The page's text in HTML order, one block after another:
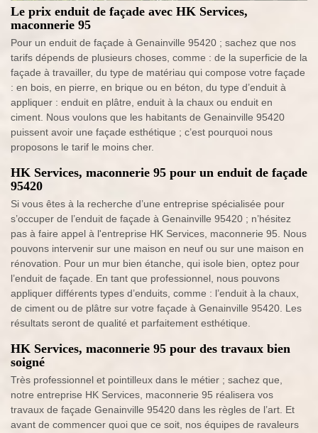
Le prix enduit de façade avec HK Services,
maconnerie 95
Pour un enduit de façade à Genainville 95420 ; sachez que nos
tarifs dépends de plusieurs choses, comme : de la superficie de la
façade à travailler, du type de matériau qui compose votre façade
: en bois, en pierre, en brique ou en béton, du type d’enduit à
appliquer : enduit en plâtre, enduit à la chaux ou enduit en
ciment. Nous voulons que les habitants de Genainville 95420
puissent avoir une façade esthétique ; c’est pourquoi nous
proposons le tarif le moins cher.
HK Services, maconnerie 95 pour un enduit de façade
95420
Si vous êtes à la recherche d’une entreprise spécialisée pour
s’occuper de l’enduit de façade à Genainville 95420 ; n’hésitez
pas à faire appel à l'entreprise HK Services, maconnerie 95. Nous
pouvons intervenir sur une maison en neuf ou sur une maison en
rénovation. Pour un mur bien étanche, qui isole bien, optez pour
l’enduit de façade. En tant que professionnel, nous pouvons
appliquer différents types d’enduits, comme : l’enduit à la chaux,
de ciment ou de plâtre sur votre façade à Genainville 95420. Les
résultats seront de qualité et parfaitement esthétique.
HK Services, maconnerie 95 pour des travaux bien
soigné
Très professionnel et pointilleux dans le métier ; sachez que,
notre entreprise HK Services, maconnerie 95 réalisera vos
travaux de façade Genainville 95420 dans les règles de l’art. Et
avant de commencer quoi que ce soit, nos équipes de ravaleurs